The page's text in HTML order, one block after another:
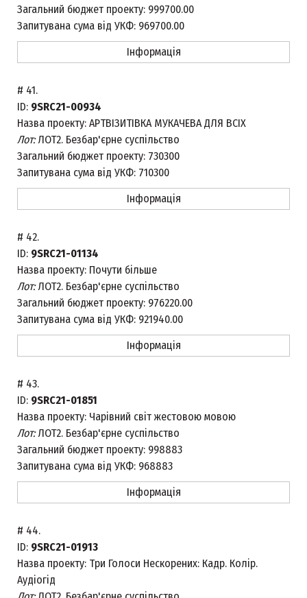
Загальний бюджет проекту: 999700.00
Запитувана сума від УКФ: 969700.00
Інформація
# 41.
ID: 9SRC21-00934
Назва проекту: АРТВІЗИТІВКА МУКАЧЕВА ДЛЯ ВСІХ
Лот:ЛОТ2. Безбар'єрне суспільство
Загальний бюджет проекту: 730300
Запитувана сума від УКФ: 710300
Інформація
# 42.
ID: 9SRC21-01134
Назва проекту: Почути більше
Лот:ЛОТ2. Безбар'єрне суспільство
Загальний бюджет проекту: 976220.00
Запитувана сума від УКФ: 921940.00
Інформація
# 43.
ID: 9SRC21-01851
Назва проекту: Чарівний світ жестовою мовою
Лот:ЛОТ2. Безбар'єрне суспільство
Загальний бюджет проекту: 998883
Запитувана сума від УКФ: 968883
Інформація
# 44.
ID: 9SRC21-01913
Назва проекту: Три Голоси Нескорених: Кадр. Колір.
Аудіогід